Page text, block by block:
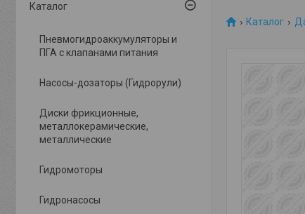
Каталог
Каталог
Пневмогидроаккумуляторы и
ПГА с клапанами питания
Насосы-дозаторы (Гидрорули)
Диски фрикционные,
металлокерамические,
металлические
Гидромоторы
Гидронасосы